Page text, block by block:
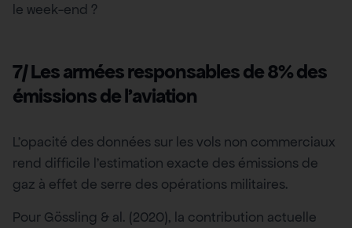
le week-end ?
7/ Les armées responsables de 8% des
émissions de l’aviation
L’opacité des données sur les vols non commerciaux
rend difficile l’estimation exacte des émissions de
gaz à effet de serre des opérations militaires.
Pour Gössling & al. (2020), la contribution actuelle